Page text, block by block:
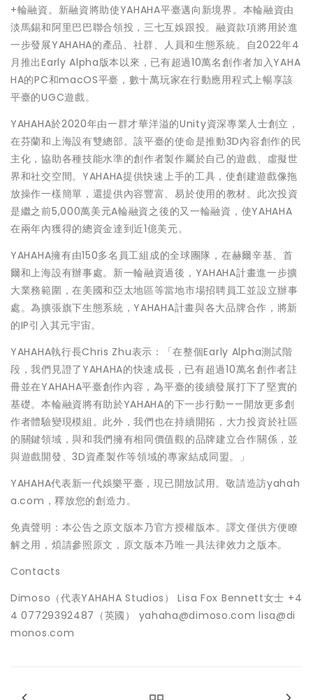
+輪融資。新融資將助使YAHAHA平臺邁向新境界。本輪融資由
淡馬錫和阿里巴巴聯合領投，三七互娛跟投。融資款項將用於進
一步發展YAHAHA的產品、社群、人員和生態系統。自2022年4
月推出Early Alpha版本以來，已有超過10萬名創作者加入YAHA
HA的PC和macOS平臺，數十萬玩家在行動應用程式上暢享該
平臺的UGC遊戲。
YAHAHA於2020年由一群才華洋溢的Unity資深專業人士創立，
在芬蘭和上海設有雙總部。該平臺的使命是推動3D內容創作的民
主化，協助各種技能水準的創作者製作屬於自己的遊戲、虛擬世
界和社交空間。YAHAHA提供快速上手的工具，使創建遊戲像拖
放操作一樣簡單，還提供內容豐富、易於使用的教材。此次投資
是繼之前5,000萬美元A輪融資之後的又一輪融資，使YAHAHA
在兩年內獲得的總資金達到近1億美元。
YAHAHA擁有由150多名員工組成的全球團隊，在赫爾辛基、首
爾和上海設有辦事處。新一輪融資過後，YAHAHA計畫進一步擴
大業務範圍，在美國和亞太地區等當地市場招聘員工並設立辦事
處。為擴張旗下生態系統，YAHAHA計畫與各大品牌合作，將新
的IP引入其元宇宙。
YAHAHA執行長Chris Zhu表示：「在整個Early Alpha測試階
段，我們見證了YAHAHA的快速成長，已有超過10萬名創作者註
冊並在YAHAHA平臺創作內容，為平臺的後續發展打下了堅實的
基礎。本輪融資將有助於YAHAHA的下一步行動——開放更多創
作者體驗變現模組。此外，我們也在持續開拓，大力投資於社區
的關鍵領域，與和我們擁有相同價值觀的品牌建立合作關係，並
與遊戲開發、3D資產製作等領域的專家結成同盟。」
YAHAHA代表新一代娛樂平臺，現已開放試用。敬請造訪yahah
a.com，釋放您的創造力。
免責聲明：本公告之原文版本乃官方授權版本。譯文僅供方便瞭
解之用，煩請參照原文，原文版本乃唯一具法律效力之版本。
Contacts
Dimoso（代表YAHAHA Studios） Lisa Fox Bennett女士 +4
4 07729392487（英國） yahaha@dimoso.com lisa@di
monos.com